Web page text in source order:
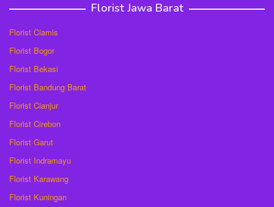
Florist Jawa Barat
Florist Ciamis
Florist Bogor
Florist Bekasi
Florist Bandung Barat
Florist Cianjur
Florist Cirebon
Florist Garut
Florist Indramayu
Florist Karawang
Florist Kuningan